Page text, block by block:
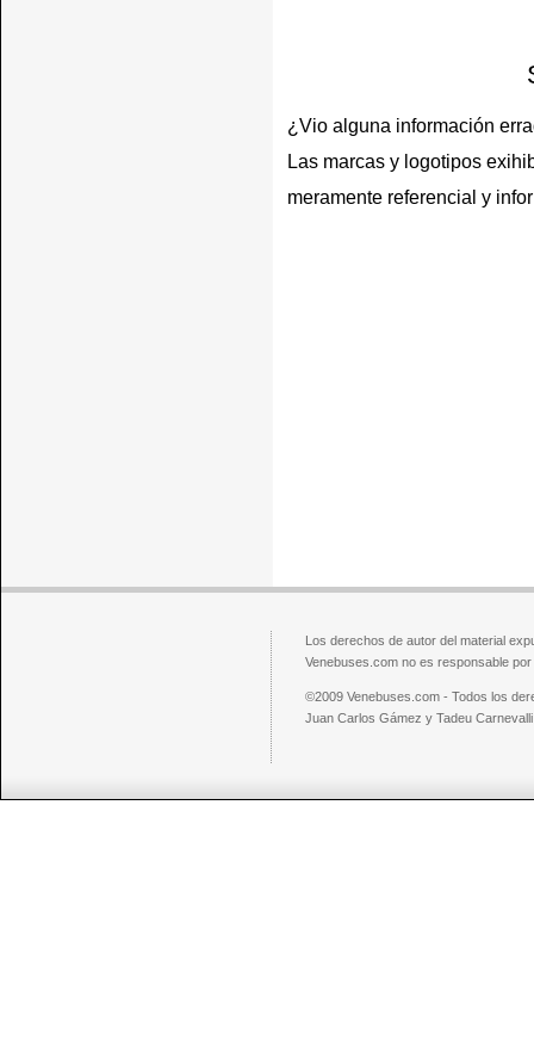
¿Vio alguna información
Las marcas y logotipos
meramente referencial y
Los derechos de autor del material
Venebuses.com no es responsable
©2009 Venebuses.com - Todos los
Juan Carlos Gámez y Tadeu Carnevalli